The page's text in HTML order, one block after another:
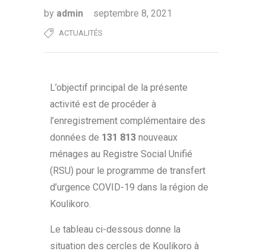
by admin septembre 8, 2021
ACTUALITÉS
L’objectif principal de la présente
activité est de procéder à
l’enregistrement complémentaire des
données de 131 813 nouveaux
ménages au Registre Social Unifié
(RSU) pour le programme de transfert
d’urgence COVID-19 dans la région de
Koulikoro.
Le tableau ci-dessous donne la
situation des cercles de Koulikoro à